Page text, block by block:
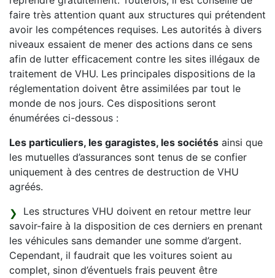
faire très attention quant aux structures qui prétendent
avoir les compétences requises. Les autorités à divers
niveaux essaient de mener des actions dans ce sens
afin de lutter efficacement contre les sites illégaux de
traitement de VHU. Les principales dispositions de la
réglementation doivent être assimilées par tout le
monde de nos jours. Ces dispositions seront
énumérées ci-dessous :
Les particuliers, les garagistes, les sociétés ainsi que
les mutuelles d’assurances sont tenus de se confier
uniquement à des centres de destruction de VHU
agréés.
Les structures VHU doivent en retour mettre leur
savoir-faire à la disposition de ces derniers en prenant
les véhicules sans demander une somme d’argent.
Cependant, il faudrait que les voitures soient au
complet, sinon d’éventuels frais peuvent être